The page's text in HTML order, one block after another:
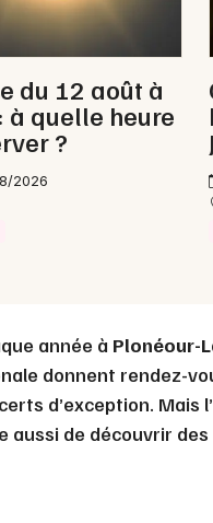
du 12 août à
à quelle heure
?
2026
année à Plonéour-
donnent rendez-
d’exception. Mais
aussi de découvrir